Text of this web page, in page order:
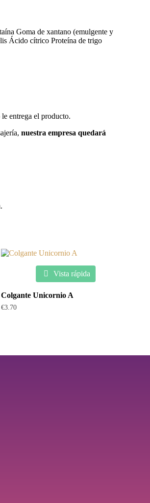
Goma de xantano (emulgente y
Ácido cítrico Proteína de trigo
entrega el producto.
nuestra empresa quedará
Vista rápida
Colgante Unicornio A
€3.70